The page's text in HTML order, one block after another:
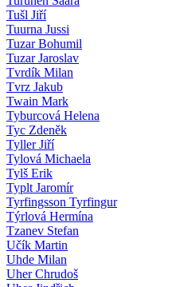
Tušl Jiří
Tuurna Jussi
Tuzar Bohumil
Tuzar Jaroslav
Tvrdík Milan
Tvrz Jakub
Twain Mark
Tyburcová Helena
Tyc Zdeněk
Tyller Jiří
Tylová Michaela
Tylš Erik
Typlt Jaromír
Tyrfingsson Tyrfingur
Týrlová Hermína
Tzanev Stefan
Učík Martin
Uhde Milan
Uher Chrudoš